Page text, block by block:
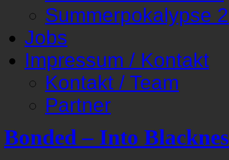
Summerpokalypse
Jobs
Impressum / Kontakt
Kontakt / Team
Partner
Bonded – Into